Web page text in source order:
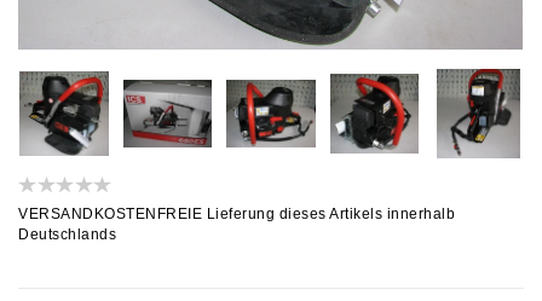
VERSANDKOSTENFREIE Lieferung dieses Artikels innerhalb
Deutschlands